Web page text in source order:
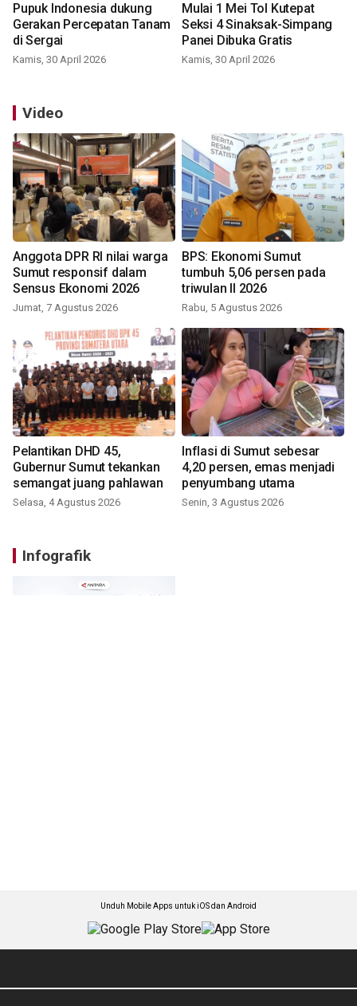
Pupuk Indonesia dukung
Gerakan Percepatan Tanam
di Sergai
Kamis, 30 April 2026
Mulai 1 Mei Tol Kutepat
Seksi 4 Sinaksak-Simpang
Panei Dibuka Gratis
Kamis, 30 April 2026
Video
Anggota DPR RI nilai warga
Sumut responsif dalam
Sensus Ekonomi 2026
Jumat, 7 Agustus 2026
BPS: Ekonomi Sumut
tumbuh 5,06 persen pada
triwulan II 2026
Rabu, 5 Agustus 2026
Pelantikan DHD 45,
Gubernur Sumut tekankan
semangat juang pahlawan
Selasa, 4 Agustus 2026
Inflasi di Sumut sebesar
4,20 persen, emas menjadi
penyumbang utama
Senin, 3 Agustus 2026
Infografik
Unduh Mobile Apps untuk iOS dan Android